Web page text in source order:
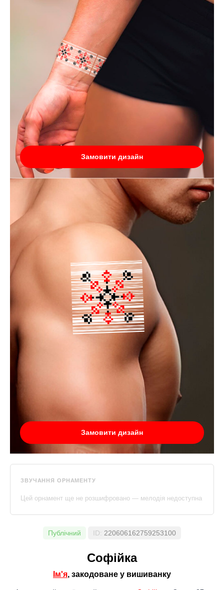
Замовити дизайн
Замовити дизайн
ЗВУЧАННЯ ОРНАМЕНТУ
Цей орнамент ще не розшифровано — мелодія недоступна
Публічний ID: 220606162759253100
Софійка
Ім'я, закодоване у вишиванку